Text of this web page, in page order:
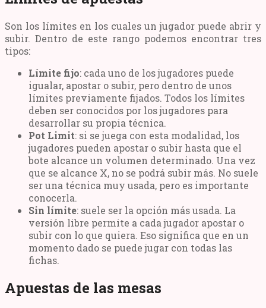
Son los límites en los cuales un jugador puede abrir y
subir. Dentro de este rango podemos encontrar tres
tipos:
Límite fijo: cada uno de los jugadores puede
igualar, apostar o subir, pero dentro de unos
límites previamente fijados. Todos los límites
deben ser conocidos por los jugadores para
desarrollar su propia técnica.
Pot Limit: si se juega con esta modalidad, los
jugadores pueden apostar o subir hasta que el
bote alcance un volumen determinado. Una vez
que se alcance X, no se podrá subir más. No suele
ser una técnica muy usada, pero es importante
conocerla.
Sin límite: suele ser la opción más usada. La
versión libre permite a cada jugador apostar o
subir con lo que quiera. Eso significa que en un
momento dado se puede jugar con todas las
fichas.
Apuestas de las mesas